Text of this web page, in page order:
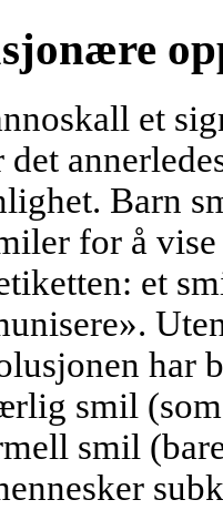
et
det
Barn
for å
et
har
smil
smil